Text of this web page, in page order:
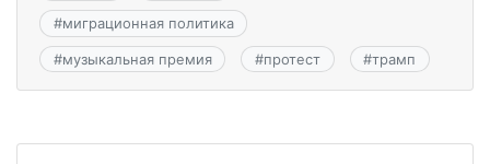
#миграционная политика
#музыкальная премия #протест #трамп